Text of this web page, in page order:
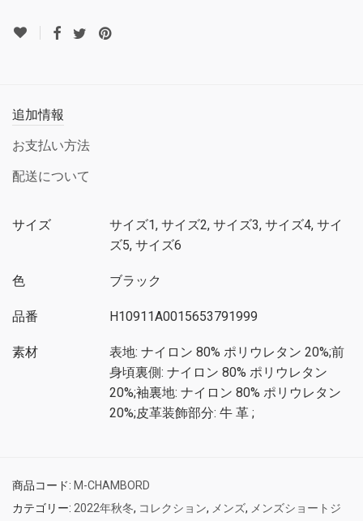
追加情報
お支払い方法
配送について
サイズ
サイズ1, サイズ2, サイズ3, サイズ4, サイ
ズ5, サイズ6
色 ブラック
品番 H10911A0015653791999
素材
表地: ナイロン 80% ポリウレタン 20%;前
身頃裏側: ナイロン 80% ポリウレタン
20%;袖裏地: ナイロン 80% ポリウレタン
20%;皮革装飾部分: 牛 革 ;
商品コード: M-CHAMBORD
カテゴリー: 2022年秋冬, コレクション, メンズ, メンズショートジ